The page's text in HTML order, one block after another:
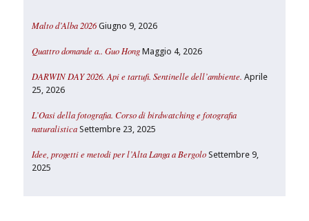
Malto d’Alba 2026 Giugno 9, 2026
Quattro domande a.. Guo Hong Maggio 4, 2026
DARWIN DAY 2026. Api e tartufi. Sentinelle dell’ambiente. Aprile
25, 2026
L’Oasi della fotografia. Corso di birdwatching e fotografia
naturalistica Settembre 23, 2025
Idee, progetti e metodi per l’Alta Langa a Bergolo Settembre 9,
2025